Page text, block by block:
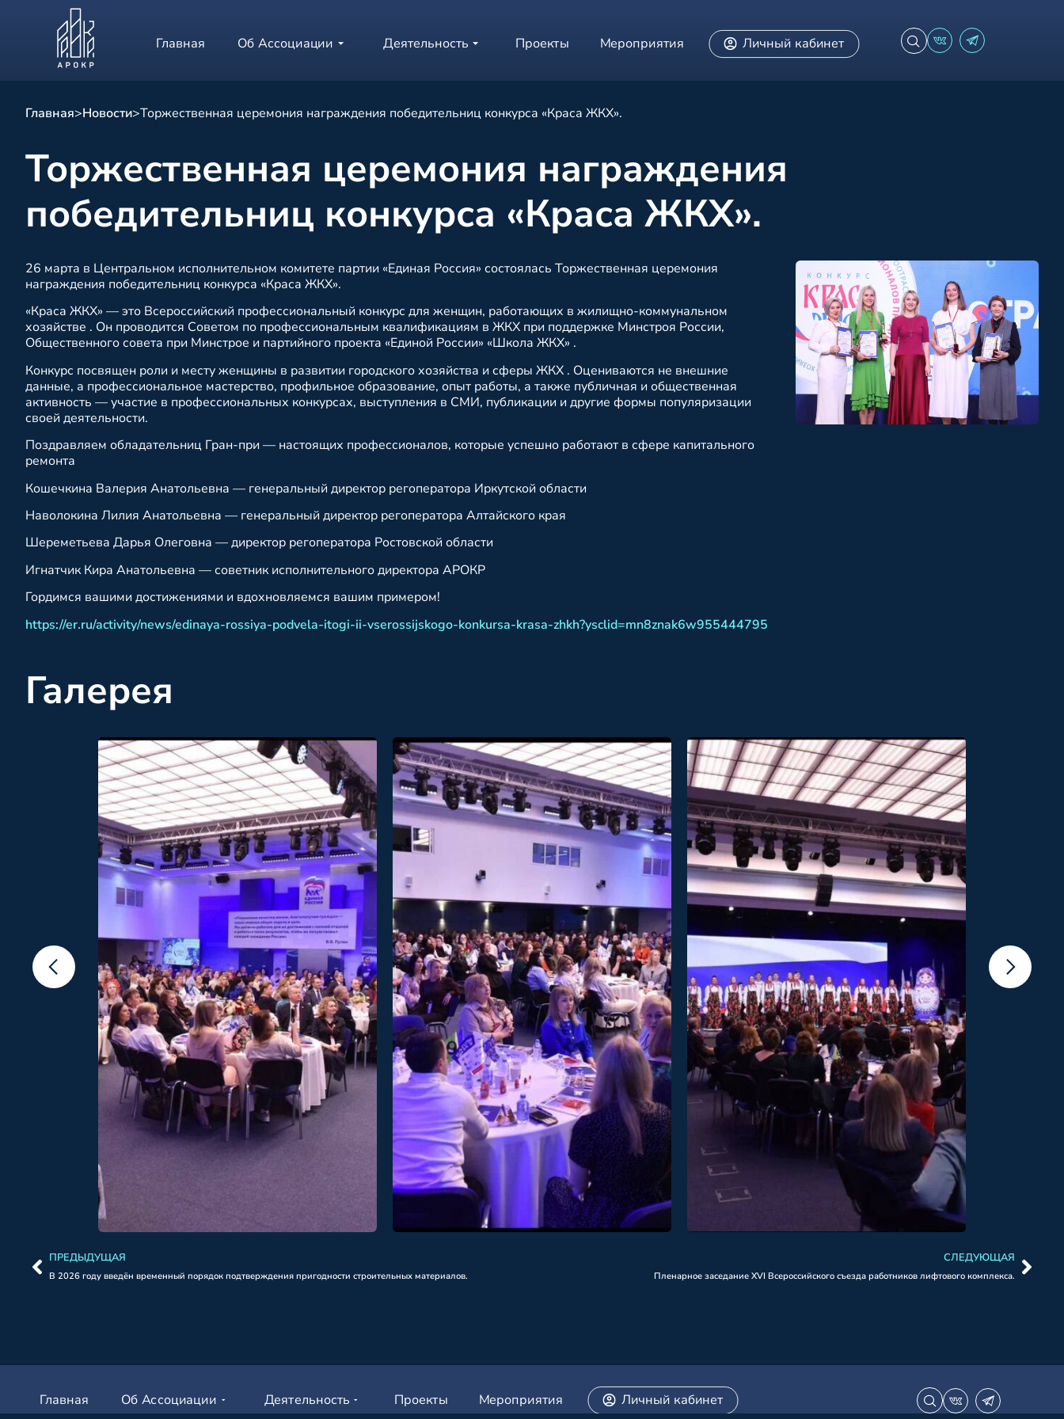
Главная Об Ассоциации Деятельность Проекты Мероприятия Личный кабинет
Главная>Новости>Торжественная церемония награждения победительниц конкурса «Краса ЖКХ».
Торжественная церемония награждения
победительниц конкурса «Краса ЖКХ».
26 марта в Центральном исполнительном комитете партии «Единая Россия» состоялась Торжественная церемония
награждения победительниц конкурса «Краса ЖКХ».
«Краса ЖКХ» — это Всероссийский профессиональный конкурс для женщин, работающих в жилищно-коммунальном
хозяйстве . Он проводится Советом по профессиональным квалификациям в ЖКХ при поддержке Минстроя России,
Общественного совета при Минстрое и партийного проекта «Единой России» «Школа ЖКХ» .
Конкурс посвящен роли и месту женщины в развитии городского хозяйства и сферы ЖКХ . Оцениваются не внешние
данные, а профессиональное мастерство, профильное образование, опыт работы, а также публичная и общественная
активность — участие в профессиональных конкурсах, выступления в СМИ, публикации и другие формы популяризации
своей деятельности.
Поздравляем обладательниц Гран-при — настоящих профессионалов, которые успешно работают в сфере капитального
ремонта
Кошечкина Валерия Анатольевна — генеральный директор регоператора Иркутской области
Наволокина Лилия Анатольевна — генеральный директор регоператора Алтайского края
Шереметьева Дарья Олеговна — директор регоператора Ростовской области
Игнатчик Кира Анатольевна — советник исполнительного директора АРОКР
Гордимся вашими достижениями и вдохновляемся вашим примером!
https://er.ru/activity/news/edinaya-rossiya-podvela-itogi-ii-vserossijskogo-konkursa-krasa-zhkh?ysclid=mn8znak6w955444795
Галерея
ПРЕДЫДУЩАЯ
В 2026 году введён временный порядок подтверждения пригодности строительных материалов.
СЛЕДУЮЩАЯ
Пленарное заседание XVI Всероссийского съезда работников лифтового комплекса.
Главная Об Ассоциации Деятельность Проекты Мероприятия Личный кабинет